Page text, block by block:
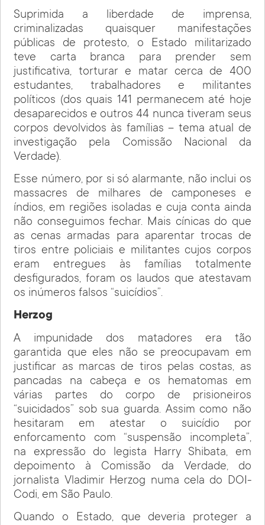
Suprimida a liberdade de imprensa,
criminalizadas quaisquer manifestações
públicas de protesto, o Estado militarizado
teve carta branca para prender sem
justificativa, torturar e matar cerca de 400
estudantes, trabalhadores e militantes
políticos (dos quais 141 permanecem até hoje
desaparecidos e outros 44 nunca tiveram seus
corpos devolvidos às famílias – tema atual de
investigação pela Comissão Nacional da
Verdade).
Esse número, por si só alarmante, não inclui os
massacres de milhares de camponeses e
índios, em regiões isoladas e cuja conta ainda
não conseguimos fechar. Mais cínicas do que
as cenas armadas para aparentar trocas de
tiros entre policiais e militantes cujos corpos
eram entregues às famílias totalmente
desfigurados, foram os laudos que atestavam
os inúmeros falsos “suicídios”.
Herzog
A impunidade dos matadores era tão
garantida que eles não se preocupavam em
justificar as marcas de tiros pelas costas, as
pancadas na cabeça e os hematomas em
várias partes do corpo de prisioneiros
“suicidados” sob sua guarda. Assim como não
hesitaram em atestar o suicídio por
enforcamento com “suspensão incompleta”,
na expressão do legista Harry Shibata, em
depoimento à Comissão da Verdade, do
jornalista Vladimir Herzog numa cela do DOI-
Codi, em São Paulo.
Quando o Estado, que deveria proteger a